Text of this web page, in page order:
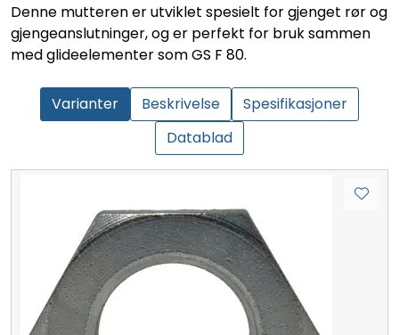
Denne mutteren er utviklet spesielt for gjenget rør og
gjengeanslutninger, og er perfekt for bruk sammen
med glideelementer som GS F 80.
Varianter Beskrivelse
Spesifikasjoner
Datablad